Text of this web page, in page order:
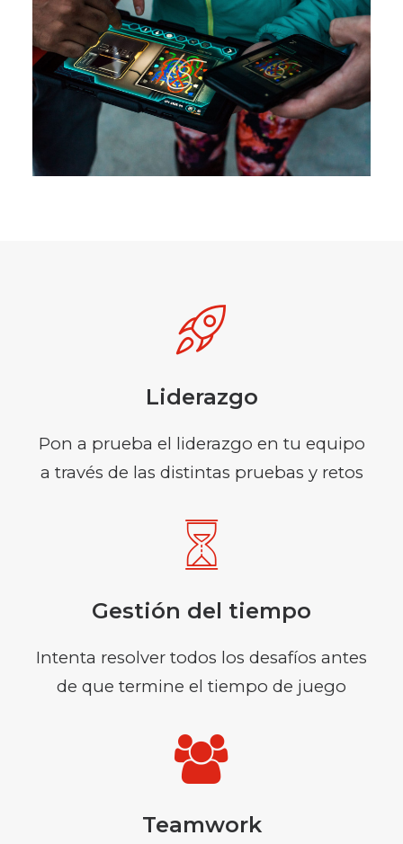
Liderazgo
Pon a prueba el liderazgo en tu equipo
a través de las distintas pruebas y retos
Gestión del tiempo
Intenta resolver todos los desafíos antes
de que termine el tiempo de juego
Teamwork